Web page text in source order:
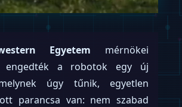
Egyetem mérnökei
engedték a robotok egy új
úgy tűnik, egyetlen
parancsa van: nem szabad